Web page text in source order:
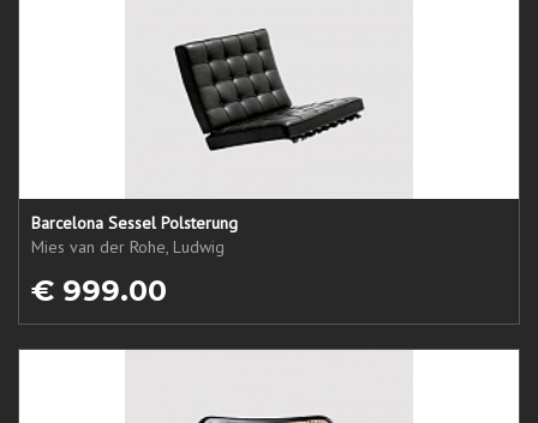
Barcelona Sessel Polsterung
Mies van der Rohe, Ludwig
€ 999.00